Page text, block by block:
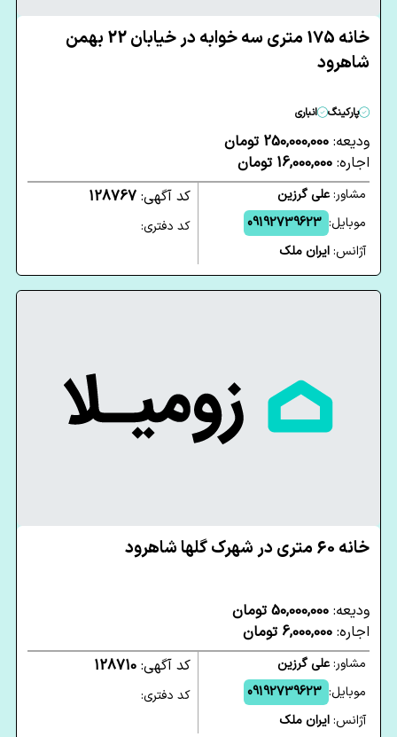
خانه 175 متری سه خوابه در خیابان 22 بهمن
شاهرود
پارکینگ انباری
ودیعه: 250,000,000 تومان
اجاره: 16,000,000 تومان
مشاور:علی گرزین
موبایل: 09192739623
آژانس:ایران ملک
کد آگهی: 128767
کد دفتری:
خانه 60 متری در شهرک گلها شاهرود
ودیعه: 50,000,000 تومان
اجاره: 6,000,000 تومان
مشاور:علی گرزین
موبایل: 09192739623
آژانس:ایران ملک
کد آگهی: 128710
کد دفتری: